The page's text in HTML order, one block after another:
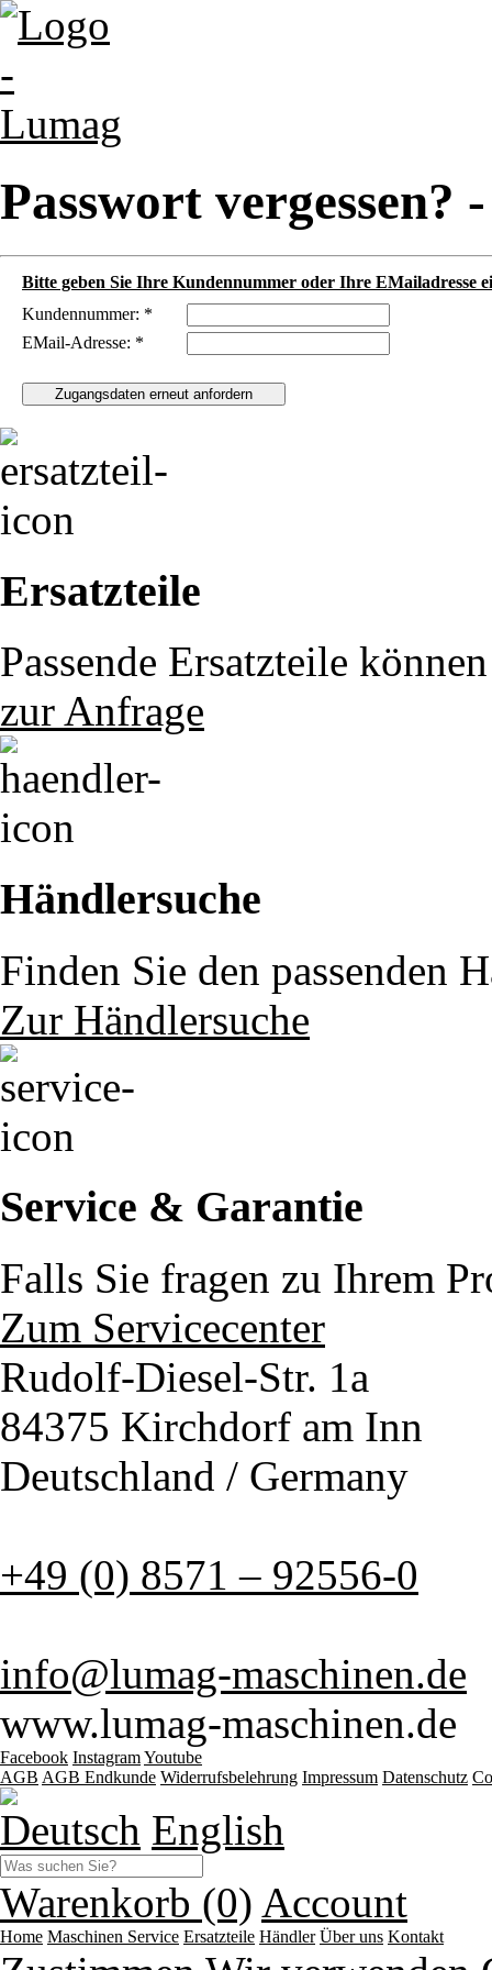
Passwort vergessen?
Bitte geben Sie Ihre Kundennummer oder Ihre EMailadresse
Kundennummer: *
EMail-Adresse: *
Ersatzteile
Passende Ersatzteile
zur Anfrage
Händlersuche
Finden Sie den passenden
Zur Händlersuche
Service & Garantie
Falls Sie fragen zu Ihrem
Zum Servicecenter
Rudolf-Diesel-Str. 1a
84375 Kirchdorf am Inn
Deutschland / Germany
+49 (0) 8571 – 92556-0
info@lumag-maschinen.de
www.lumag-maschinen.de
Facebook InstagramYoutube
AGB AGB Endkunde Widerrufsbelehrung Impressum Datenschutz
Deutsch English
Warenkorb (0) Account
Home Maschinen Service Ersatzteile Händler Über uns Kontakt